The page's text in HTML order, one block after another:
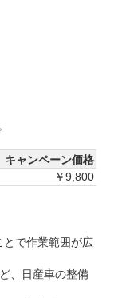
キャンペーン価格
￥9,800
とで作業範囲が広
、日産車の整備